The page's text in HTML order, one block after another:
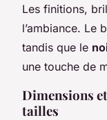
Les finitions,
l’ambiance. Le
tandis que le
une touche de
Dimensions
tailles